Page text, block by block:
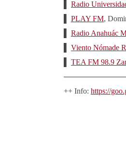
Radio
PLAY FM,
Radio Anahuác
Viento Nómade
TEA FM 98.9
++ Info: https://